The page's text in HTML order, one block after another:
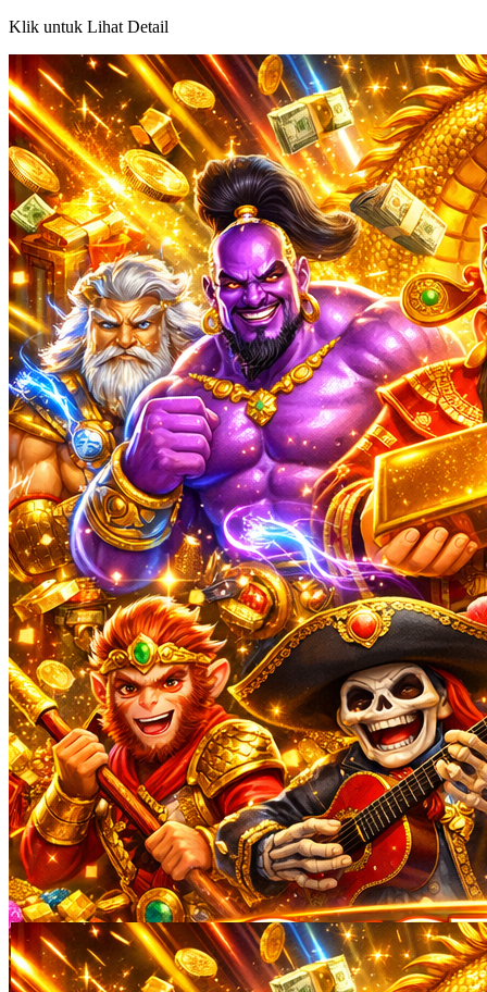
Klik untuk Lihat Detail